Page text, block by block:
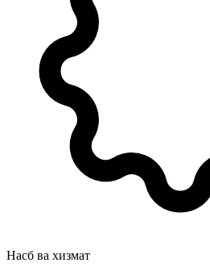
Насб ва хизмат